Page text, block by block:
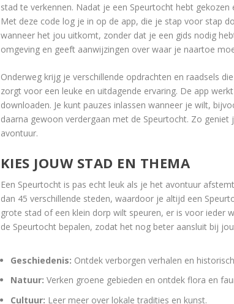
stad te verkennen. Nadat je een Speurtocht hebt
Met deze code log je in op de app, die je stap voor stap
wanneer het jou uitkomt, zonder dat je een gids nodig
omgeving en geeft aanwijzingen over waar je naartoe
Onderweg krijg je verschillende opdrachten en raadsels
zorgt voor een leuke en uitdagende ervaring. De app
downloaden. Je kunt pauzes inlassen wanneer je wilt,
daarna gewoon verdergaan met de Speurtocht. Zo
avontuur.
KIES JOUW STAD EN THEMA
Een Speurtocht is pas echt leuk als je het avontuur
dan 45 verschillende steden, waardoor je altijd een
grote stad of een klein dorp wilt speuren, er is voor ieder
de Speurtocht bepalen, zodat het nog beter aansluit bij
Geschiedenis: Ontdek verborgen verhalen en
Natuur: Verken groene gebieden en ontdek flora en
Cultuur: Leer meer over lokale tradities en kunst.